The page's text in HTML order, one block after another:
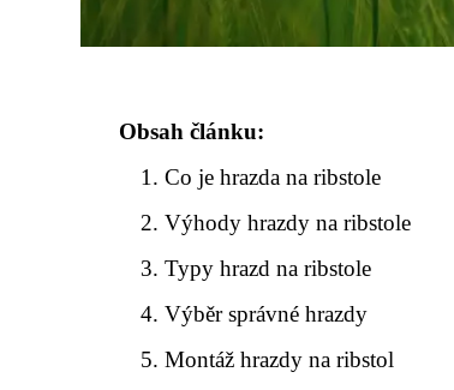
Obsah článku:
Co je hrazda na ribstole
Výhody hrazdy na ribstole
Typy hrazd na ribstole
Výběr správné hrazdy
Montáž hrazdy na ribstol